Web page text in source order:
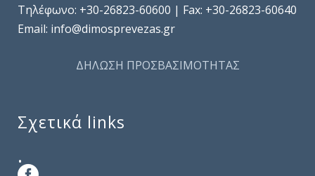
Τηλέφωνo: +30-26823-60600 | Fax: +30-26823-60640
Email: info@dimosprevezas.gr
ΔΗΛΩΣΗ ΠΡΟΣΒΑΣΙΜΟΤΗΤΑΣ
Σχετικά links
.